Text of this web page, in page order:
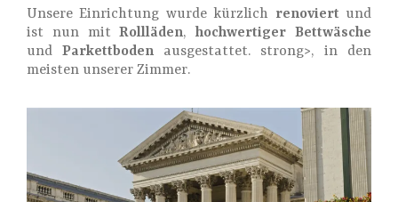
Unsere Einrichtung wurde kürzlich renoviert und
ist nun mitRollläden,hochwertiger Bettwäsche
und Parkettboden ausgestattet. strong>, in den
meisten unserer Zimmer.